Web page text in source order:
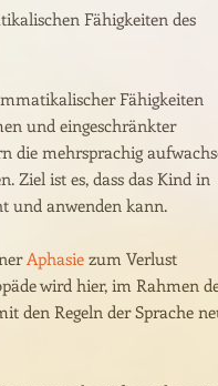
Fähigkeiten des
Fähigkeiten
und eingeschränkter
die mehrsprachig
Ziel ist es, dass das Kind in
und anwenden kann.
Aphasie zum Verlust
wird hier, im Rahmen
den Regeln der Sprache